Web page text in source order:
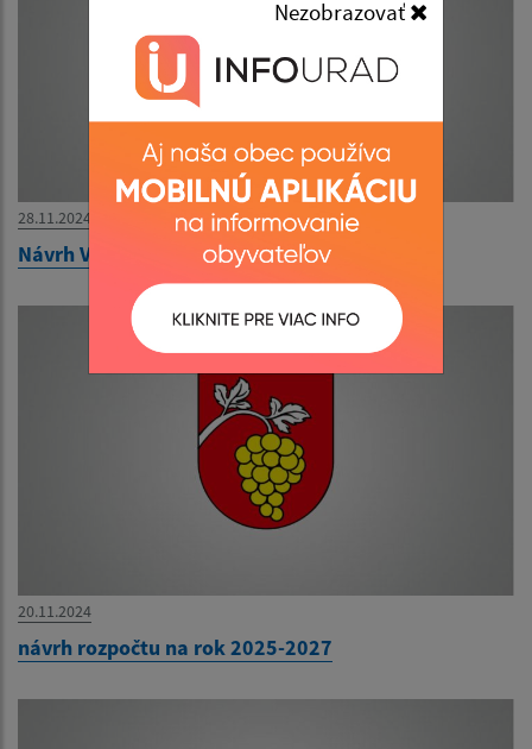
Nezobrazovať
28.11.2024
Návrh VZN o miestnych daniach
20.11.2024
návrh rozpočtu na rok 2025-2027